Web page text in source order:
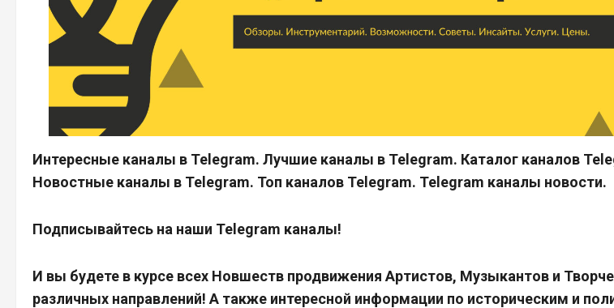
Интересные каналы в Telegram. Лучшие каналы в Telegram. Каталог каналов
Новостные каналы в Telegram. Топ каналов Telegram. Telegram каналы новости.
Подписывайтесь на наши Telegram каналы!
И вы будете в курсе всех Новшеств продвижения Артистов, Музыкантов и
различных направлений! А также интересной информации по историческим и